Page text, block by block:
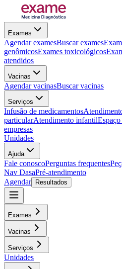
Exames
Agendar examesBuscar exames
genômicosExames toxicológicos
atendidos
Vacinas
Agendar vacinasBuscar vacinas
Serviços
Infusão de medicamentos
particularAtendimento infantil
empresas
Unidades
Ajuda
Fale conoscoPerguntas frequentes
Nav DasaPré-atendimento
Agendar
Resultados
Exames
Vacinas
Serviços
Unidades